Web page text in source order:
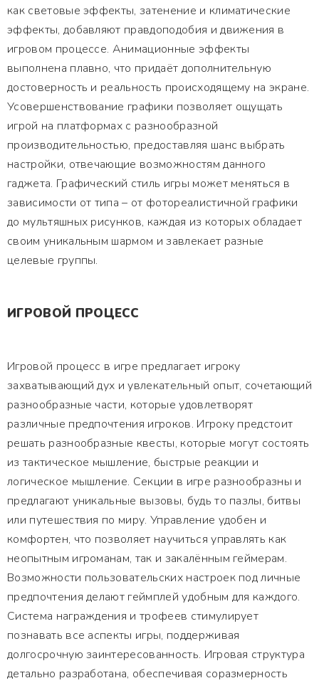
как световые эффекты, затенение и климатические
эффекты, добавляют правдоподобия и движения в
игровом процессе. Анимационные эффекты
выполнена плавно, что придаёт дополнительную
достоверность и реальность происходящему на экране.
Усовершенствование графики позволяет ощущать
игрой на платформах с разнообразной
производительностью, предоставляя шанс выбрать
настройки, отвечающие возможностям данного
гаджета. Графический стиль игры может меняться в
зависимости от типа – от фотореалистичной графики
до мультяшных рисунков, каждая из которых обладает
своим уникальным шармом и завлекает разные
целевые группы.
ИГРОВОЙ ПРОЦЕСС
Игровой процесс в игре предлагает игроку
захватывающий дух и увлекательный опыт, сочетающий
разнообразные части, которые удовлетворят
различные предпочтения игроков. Игроку предстоит
решать разнообразные квесты, которые могут состоять
из тактическое мышление, быстрые реакции и
логическое мышление. Секции в игре разнообразны и
предлагают уникальные вызовы, будь то пазлы, битвы
или путешествия по миру. Управление удобен и
комфортен, что позволяет научиться управлять как
неопытным игроманам, так и закалённым геймерам.
Возможности пользовательских настроек под личные
предпочтения делают геймплей удобным для каждого.
Система награждения и трофеев стимулирует
познавать все аспекты игры, поддерживая
долгосрочную заинтересованность. Игровая структура
детально разработана, обеспечивая соразмерность